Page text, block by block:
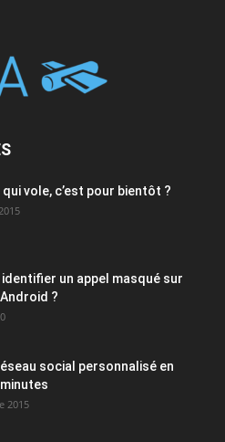
qui vole, c’est pour bientôt ?
un appel masqué sur
?
social personnalisé en
2015